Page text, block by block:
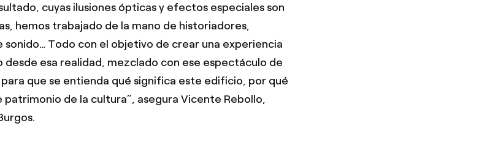
cuyas ilusiones ópticas y efectos especiales son
hemos trabajado de la mano de historiadores,
Todo con el objetivo de crear una experiencia
desde esa realidad, mezclado con ese espectáculo de
que se entienda qué significa este edificio, por qué
patrimonio de la cultura”, asegura Vicente Rebollo,